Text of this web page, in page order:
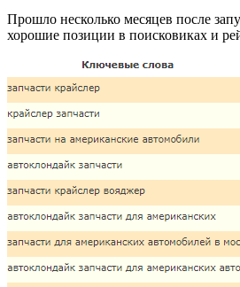
Прошло несколько месяцев после
хорошие позиции в поисковиках и